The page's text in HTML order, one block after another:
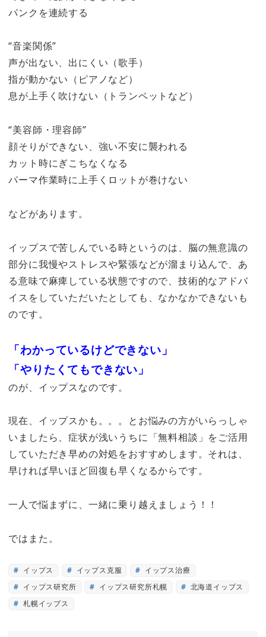
パンクを連続する
“音楽関係”
声が出ない、出にくい（歌手）
指が動かない（ピアノなど）
息が上手く吹けない（トランペットなど）
“美容師・理容師”
顔そりができない、強い不安に襲われる
カット時にぎこちなくなる
パーマ作業時に上手くロットが巻けない
などがあります。
イップスで苦しんでいる時というのは、脳の無意識の
部分に我慢やストレスや緊張などが溜まり込んで、あ
る意味で麻痺している状態ですので、技術的なアドバ
イスをしていただいたとしても、なかなかできないも
のです。
「わかっているけどできない」
「やりたくてもできない」
のが、イップスなのです。
現在、イップスかも。。。とお悩みの方がいらっしゃ
いましたら、症状が浅いうちに「無料相談」をご活用
していただき早めの対処をおすすめします。それは、
早ければ早いほど回復も早くなるからです。
一人で悩まずに、一緒に乗り越えましょう！！
ではまた。
イップス イップス克服
イップス治療
イップス研究所
イップス研究所札幌
北海道イップス
札幌イップス